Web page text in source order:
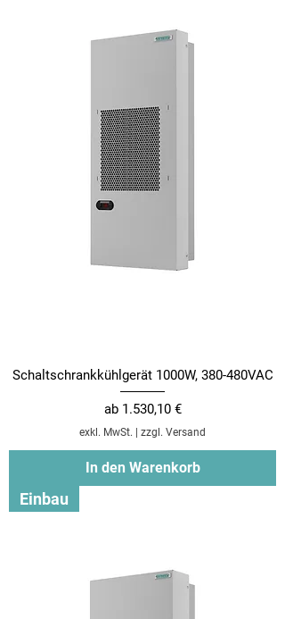
Schaltschrankkühlgerät 1000W, 380-480VAC
ab 1.530,10 €
Sale-Preis
exkl. MwSt. | zzgl. Versand
In den Warenkorb
Einbau